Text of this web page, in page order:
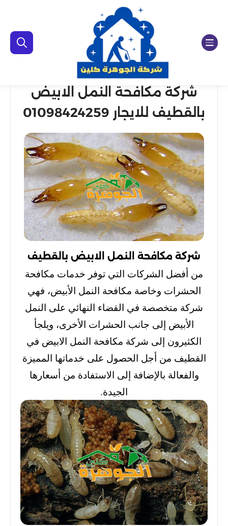
شركة مكافحة النمل الابيض
بالقطيف للايجار 01098424259
شركة مكافحة النمل الابيض بالقطيف
من أفضل الشركات التي توفر خدمات مكافحة
الحشرات وخاصة مكافحة النمل الأبيض، فهي
شركة متخصصة في القضاء النهائي على النمل
الأبيض إلى جانب الحشرات الأخرى، ويلجأ
الكثيرون إلى شركة مكافحة النمل الابيض في
القطيف من أجل الحصول على خدماتها المميزة
والفعالة بالإضافة إلى الاستفادة من أسعارها
الجيدة.